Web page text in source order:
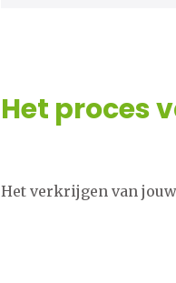
Het proces
Het verkrijgen van